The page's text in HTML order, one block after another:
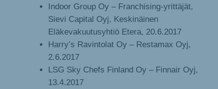
Indoor Group Oy – Franchising-yrittäjät,
Sievi Capital Oyj, Keskinäinen
Eläkevakuutusyhtiö Etera, 20.6.2017
Harry’s Ravintolat Oy – Restamax Oyj,
2.6.2017
LSG Sky Chefs Finland Oy – Finnair Oyj,
13.4.2017